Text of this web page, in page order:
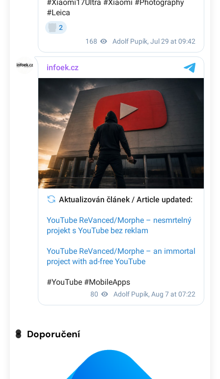
Doporučení